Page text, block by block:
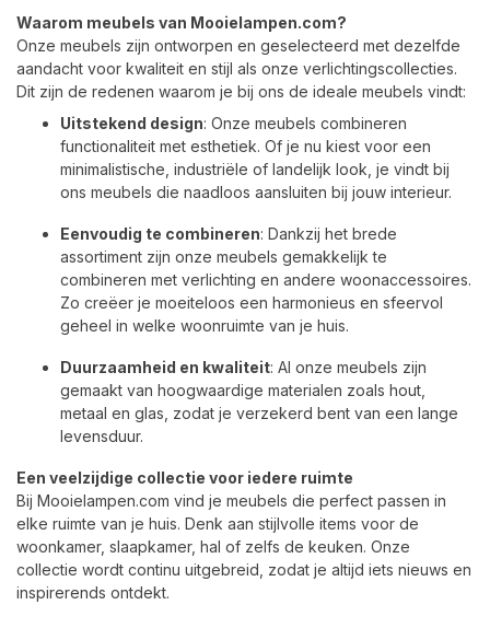
Waarom meubels van Mooielampen.com?
Onze meubels zijn ontworpen en geselecteerd met dezelfde
aandacht voor kwaliteit en stijl als onze verlichtingscollecties.
Dit zijn de redenen waarom je bij ons de ideale meubels vindt:
Uitstekend design: Onze meubels combineren
functionaliteit met esthetiek. Of je nu kiest voor een
minimalistische, industriële of landelijk look, je vindt bij
ons meubels die naadloos aansluiten bij jouw interieur.
Eenvoudig te combineren: Dankzij het brede
assortiment zijn onze meubels gemakkelijk te
combineren met verlichting en andere woonaccessoires.
Zo creëer je moeiteloos een harmonieus en sfeervol
geheel in welke woonruimte van je huis.
Duurzaamheid en kwaliteit: Al onze meubels zijn
gemaakt van hoogwaardige materialen zoals hout,
metaal en glas, zodat je verzekerd bent van een lange
levensduur.
Een veelzijdige collectie voor iedere ruimte
Bij Mooielampen.com vind je meubels die perfect passen in
elke ruimte van je huis. Denk aan stijlvolle items voor de
woonkamer, slaapkamer, hal of zelfs de keuken. Onze
collectie wordt continu uitgebreid, zodat je altijd iets nieuws en
inspirerends ontdekt.